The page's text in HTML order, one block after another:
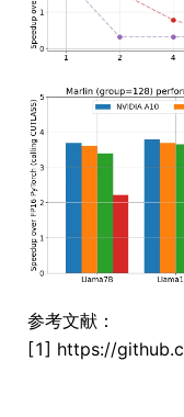
参考文献：
[1] https://